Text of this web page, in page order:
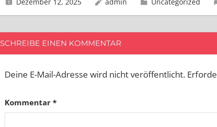
SCHREIBE EINEN KOMMENTAR
Deine E-Mail-Adresse wird nicht veröffentlicht.
Kommentar*